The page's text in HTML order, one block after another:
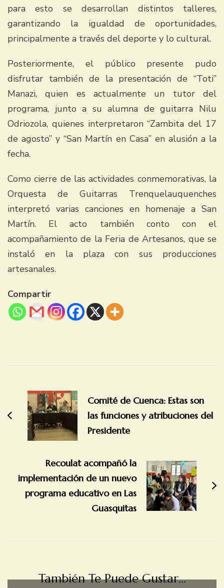
para esto se desarrollan distintos talleres,
garantizando la igualdad de oportunidades,
principalmente a través del deporte y lo cultural.
Posteriormente, el público presente pudo
disfrutar también de la presentación de “Toti”
Manazi, quien es actualmente un tutor del
programa, junto a su alumna de guitarra Nilu
Odriozola, quienes interpretaron “Zambita del 17
de agosto” y “San Martín en Casa” en alusión a la
fecha.
Como cierre de las actividades conmemorativas, la
Orquesta de Guitarras Trenquelauquenches
interpretó varias canciones en homenaje a San
Martín. El acto también conto con el
acompañamiento de la Feria de Artesanos, que se
instaló en la plaza con sus producciones
artesanales.
Compartir
entradas
Comité de Cuenca: Estas son
las funciones y atribuciones del
Presidente
Recoulat acompañó la
implementación de un nuevo
programa educativo en Las
Guasquitas
También Te Puede Gustar...